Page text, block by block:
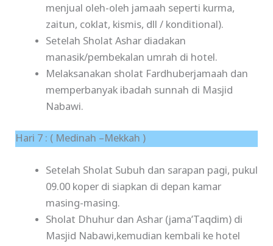
menjual oleh-oleh jamaah seperti kurma,
zaitun, coklat, kismis, dll / konditional).
Setelah Sholat Ashar diadakan
manasik/pembekalan umrah di hotel.
Melaksanakan sholat Fardhuberjamaah dan
memperbanyak ibadah sunnah di Masjid
Nabawi.
Hari 7 : ( Medinah –Mekkah )
Setelah Sholat Subuh dan sarapan pagi, pukul
09.00 koper di siapkan di depan kamar
masing-masing.
Sholat Dhuhur dan Ashar (jama’Taqdim) di
Masjid Nabawi,kemudian kembali ke hotel